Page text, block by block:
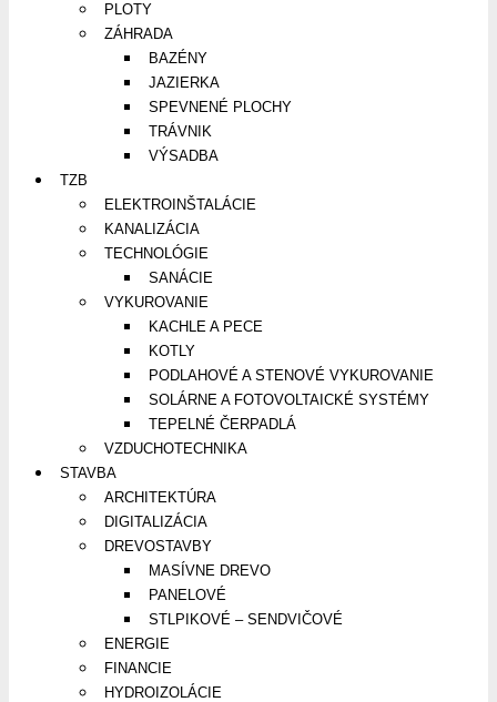
PLOTY
ZÁHRADA
BAZÉNY
JAZIERKA
SPEVNENÉ PLOCHY
TRÁVNIK
VÝSADBA
TZB
ELEKTROINŠTALÁCIE
KANALIZÁCIA
TECHNOLÓGIE
SANÁCIE
VYKUROVANIE
KACHLE A PECE
KOTLY
PODLAHOVÉ A STENOVÉ VYKUROVANIE
SOLÁRNE A FOTOVOLTAICKÉ SYSTÉMY
TEPELNÉ ČERPADLÁ
VZDUCHOTECHNIKA
STAVBA
ARCHITEKTÚRA
DIGITALIZÁCIA
DREVOSTAVBY
MASÍVNE DREVO
PANELOVÉ
STLPIKOVÉ – SENDVIČOVÉ
ENERGIE
FINANCIE
HYDROIZOLÁCIE